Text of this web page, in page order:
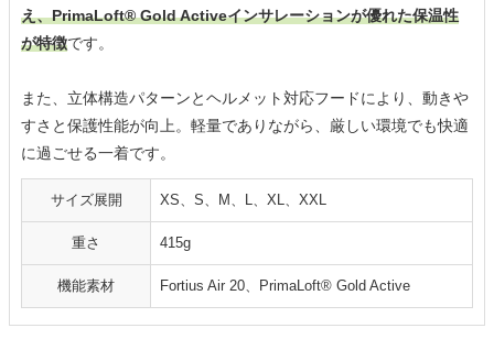
え、PrimaLoft® Gold Activeインサレーションが優れた保温性
が特徴です。
また、立体構造パターンとヘルメット対応フードにより、動きや
すさと保護性能が向上。軽量でありながら、厳しい環境でも快適
に過ごせる一着です。
サイズ展開 XS、S、M、L、XL、XXL
重さ 415g
機能素材 Fortius Air 20、PrimaLoft® Gold Active